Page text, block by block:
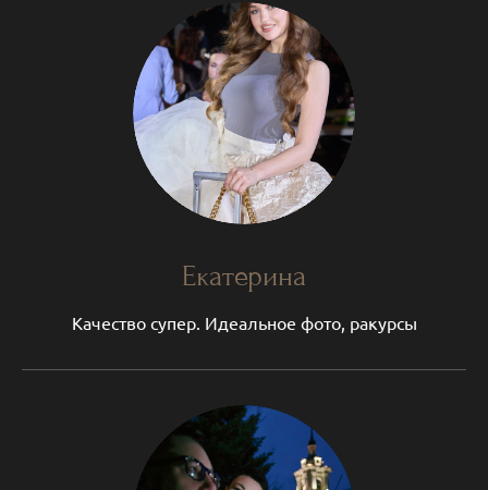
Екатерина
Качество супер. Идеальное фото, ракурсы